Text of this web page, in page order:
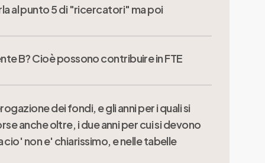
sul progetto non potrà eccedere il
pari a 0.6 FTE.
indiretti del progetto in base ai
previste neglli avvisi:
al punto 5 di "ricercatori" ma poi
o delle Università adibiti a mansioni di
con specifiche mansioni inerenti al
B? Cioè possono contribuire in FTE
dei fondi, e gli anni per i quali si
anche oltre, i due anni per cui si devono
non e' chiarissimo, e nelle tabelle